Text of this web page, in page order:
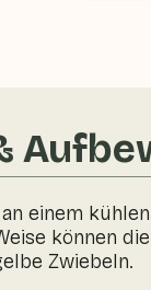
einem
können
Zwiebeln.